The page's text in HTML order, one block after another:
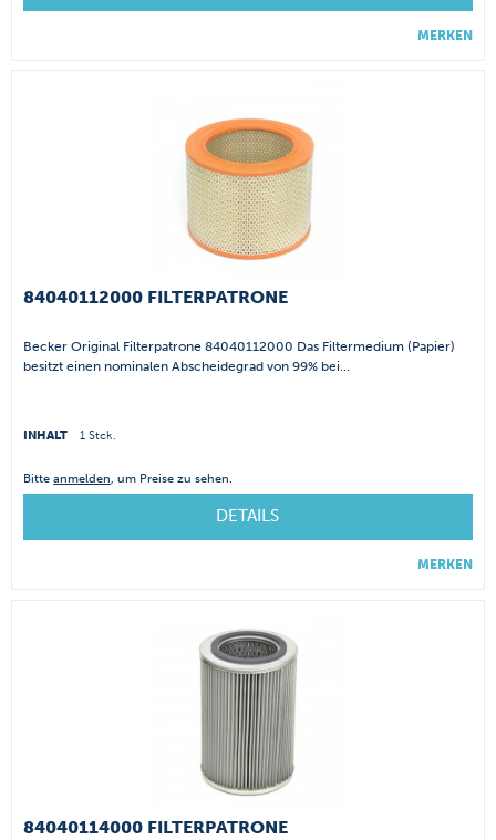
MERKEN
84040112000 FILTERPATRONE
Becker Original Filterpatrone 84040112000 Das Filtermedium (Papier)
besitzt einen nominalen Abscheidegrad von 99% bei...
INHALT 1 Stck.
Bitteanmelden, um Preise zu sehen.
DETAILS
MERKEN
84040114000 FILTERPATRONE